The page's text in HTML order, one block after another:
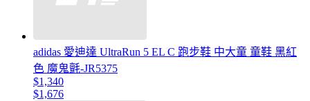
adidas 愛迪達 UltraRun 5 EL C 跑步鞋 中大童 童鞋 黑紅
色 魔鬼氈-JR5375
$1,340
$1,676